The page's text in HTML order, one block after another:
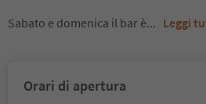
Sabato e domenica il bar è... Leggi
Orari di apertura